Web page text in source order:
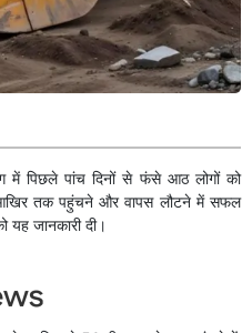
में पिछले पांच दिनों से फंसे आठ लोगों को
तक पहुंचने और वापस लौटने में सफल
यह जानकारी दी।